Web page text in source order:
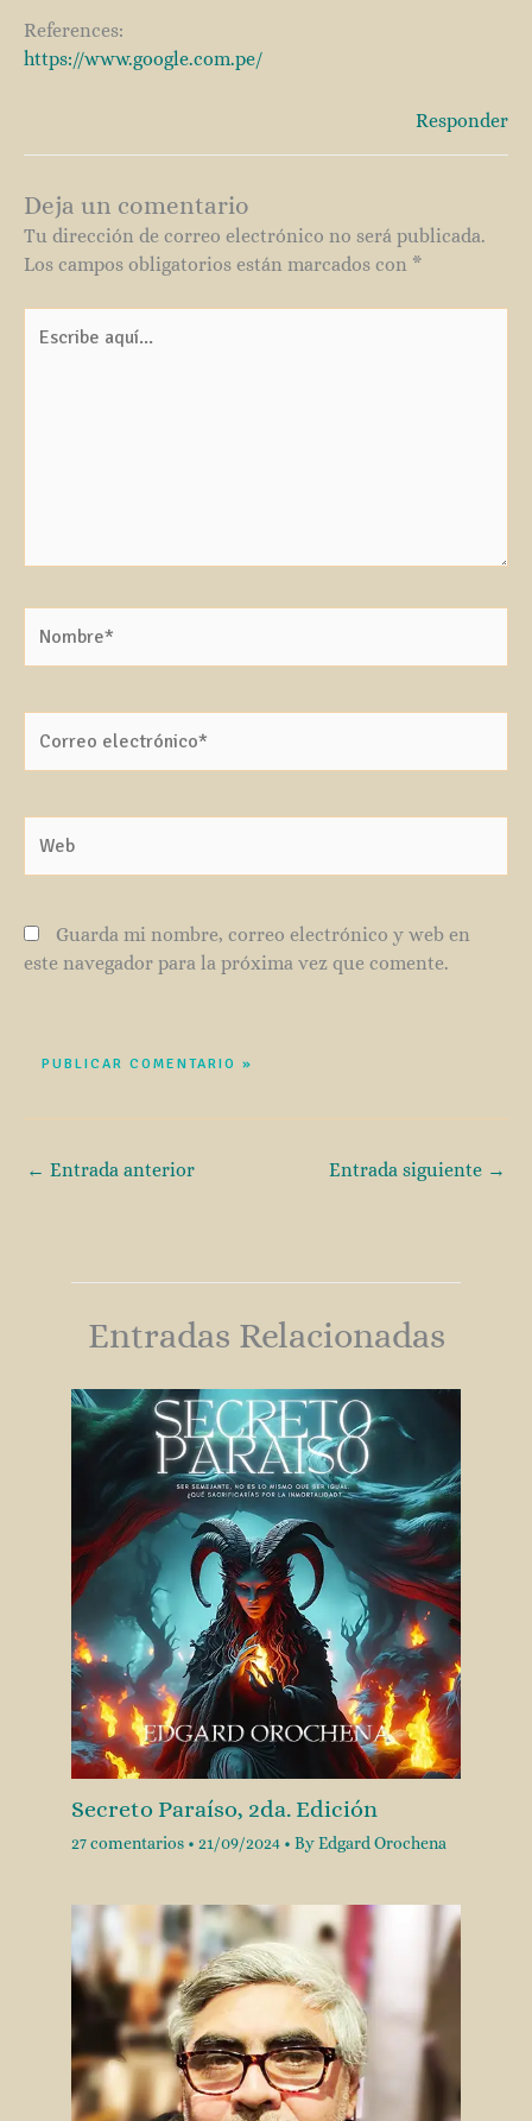
References:
https://www.google.com.pe/
Responder
Deja un comentario
Tu dirección de correo electrónico no será publicada.
Los campos obligatorios están marcados con *
aquí...
electrónico*
Guarda mi nombre, correo electrónico y web en
este navegador para la próxima vez que comente.
← Entrada anterior Entrada siguiente →
Entradas Relacionadas
Secreto Paraíso, 2da. Edición
27 comentarios • 21/09/2024 • ByEdgard Orochena